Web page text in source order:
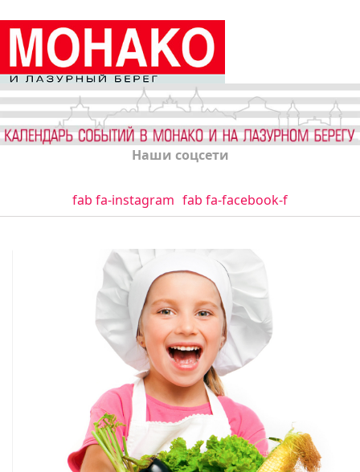
Наши соцсети
fab fa-instagram fab fa-facebook-f